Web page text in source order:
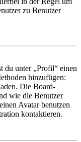
zu Benutzer
du unter „Profil“ einen
hinzufügen:
Die Board-
wie die Benutzer
Avatar benutzen
kontaktieren.